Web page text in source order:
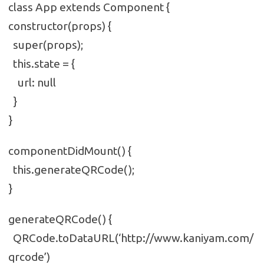
class App extends Component {
constructor(props) {
super(props);
this.state = {
url: null
}
}
componentDidMount() {
this.generateQRCode();
}
generateQRCode() {
QRCode.toDataURL(‘http://www.kaniyam.com/
qrcode’)